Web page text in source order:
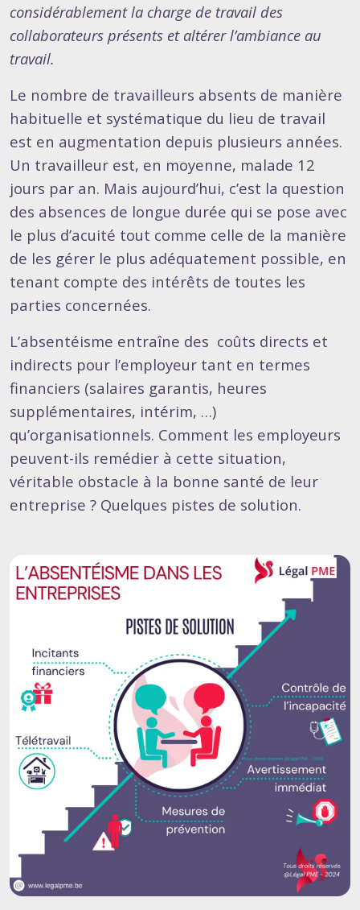
considérablement la charge de travail des
collaborateurs présents et altérer l’ambiance au
travail.
Le nombre de travailleurs absents de manière
habituelle et systématique du lieu de travail
est en augmentation depuis plusieurs années.
Un travailleur est, en moyenne, malade 12
jours par an. Mais aujourd’hui, c’est la question
des absences de longue durée qui se pose avec
le plus d’acuité tout comme celle de la manière
de les gérer le plus adéquatement possible, en
tenant compte des intérêts de toutes les
parties concernées.
L’absentéisme entraîne des coûts directs et
indirects pour l’employeur tant en termes
financiers (salaires garantis, heures
supplémentaires, intérim, …)
qu’organisationnels. Comment les employeurs
peuvent-ils remédier à cette situation,
véritable obstacle à la bonne santé de leur
entreprise ? Quelques pistes de solution.